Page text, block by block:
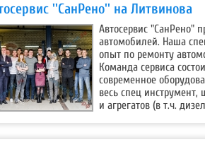
''СанРено'' на Литвинова
Автосервис "СанРено"
автомобилей. Наша
опыт по ремонту
Команда сервиса
современное
весь спец
и агрегатов (в т.ч.